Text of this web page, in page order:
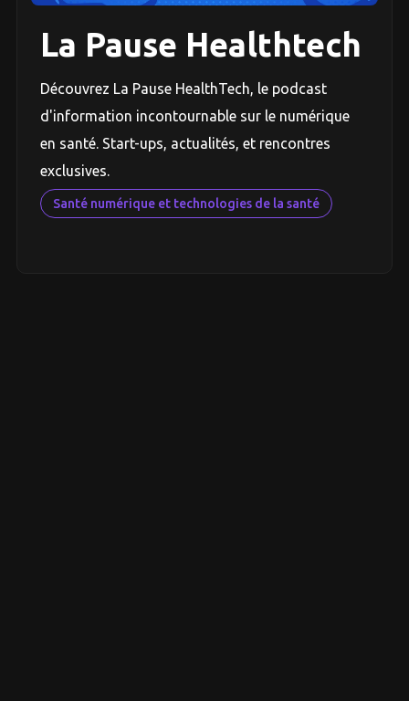
La Pause Healthtech
Découvrez La Pause HealthTech, le podcast
d'information incontournable sur le numérique
en santé. Start-ups, actualités, et rencontres
exclusives.
Santé numérique et technologies de la santé